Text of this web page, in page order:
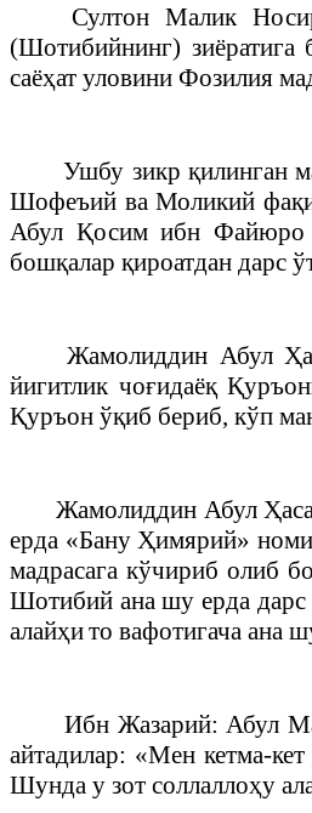
Султон Малик
(Шотибийнинг) зиёратига
саёҳат уловини Фозилия
Ушбу зикр қилинган
Шофеъий ва Моликий
Абул Қосим ибн Файюро
бошқалар қироатдан дарс
Жамолиддин Абул
йигитлик чоғидаёқ
Қуръон ўқиб бериб, кўп
Жамолиддин Абул
ерда «Бану Ҳимярий»
мадрасага кўчириб олиб
Шотибий ана шу ерда дарс
алайҳито вафотигача ана
Ибн Жазарий: Абул
айтадилар: «Мен кетма-
Шунда у зот соллаллоҳу